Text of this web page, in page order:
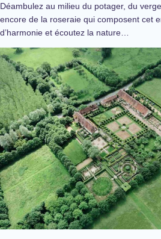
Déambulez au milieu du potager, du
encore de la roseraie qui composent cet
d’harmonie et écoutez la nature…